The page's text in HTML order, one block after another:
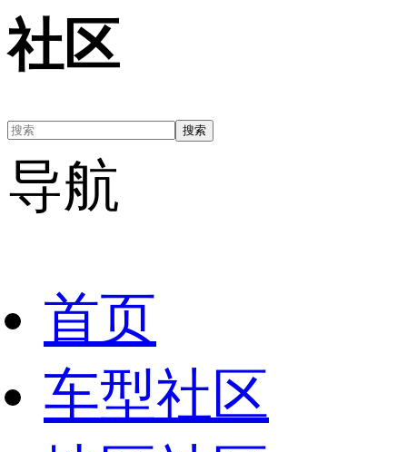
社区
搜索
导航
首页
车型社区